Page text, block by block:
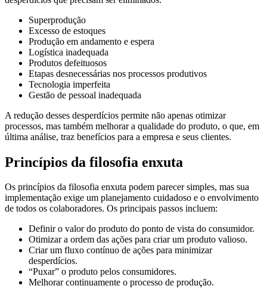
Superprodução
Excesso de estoques
Produção em andamento e espera
Logística inadequada
Produtos defeituosos
Etapas desnecessárias nos processos produtivos
Tecnologia imperfeita
Gestão de pessoal inadequada
A redução desses desperdícios permite não apenas otimizar
processos, mas também melhorar a qualidade do produto, o que, em
última análise, traz benefícios para a empresa e seus clientes.
Princípios da filosofia enxuta
Os princípios da filosofia enxuta podem parecer simples, mas sua
implementação exige um planejamento cuidadoso e o envolvimento
de todos os colaboradores. Os principais passos incluem:
Definir o valor do produto do ponto de vista do consumidor.
Otimizar a ordem das ações para criar um produto valioso.
Criar um fluxo contínuo de ações para minimizar
desperdícios.
“Puxar” o produto pelos consumidores.
Melhorar continuamente o processo de produção.